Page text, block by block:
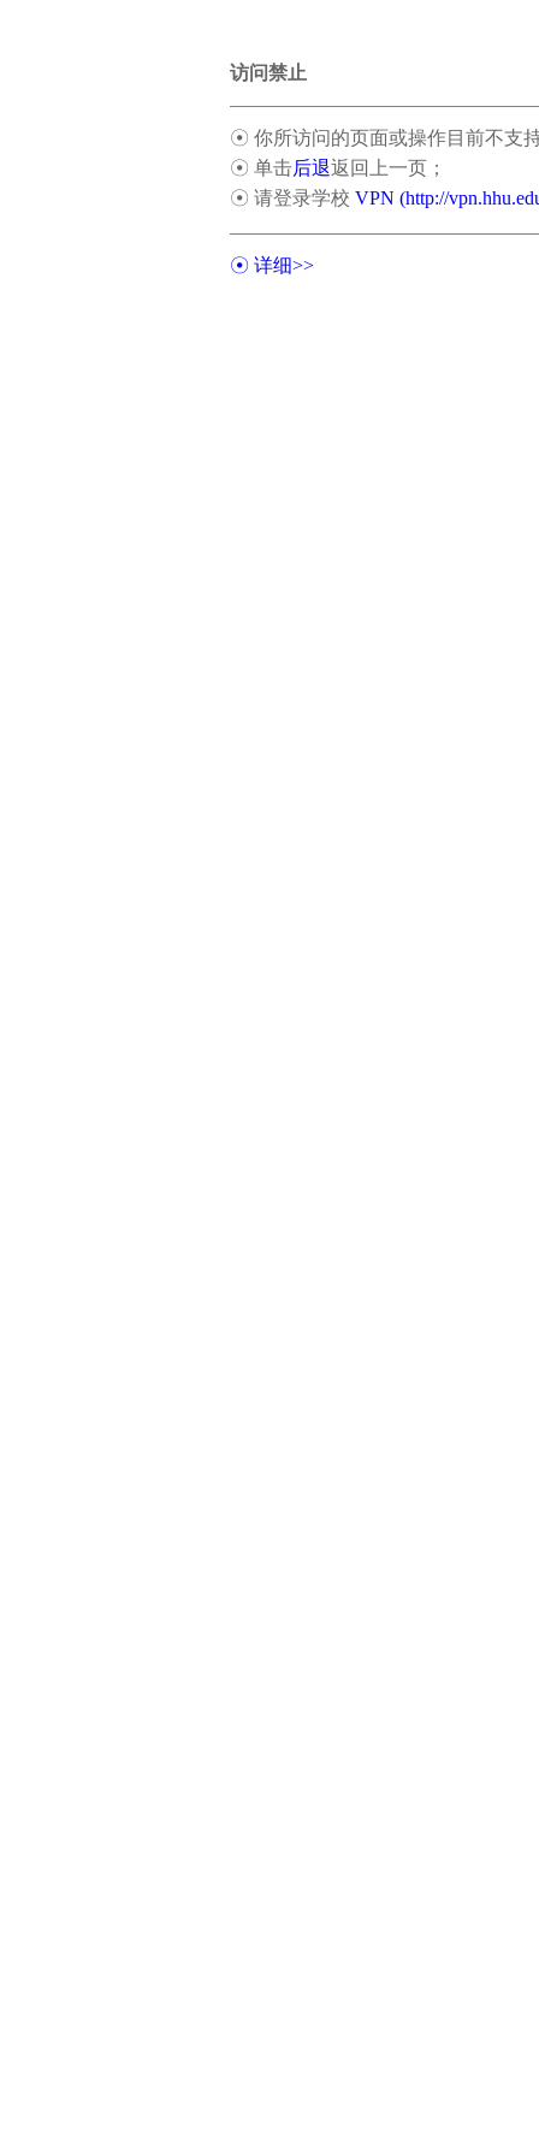
访问禁止
☉ 你所访问的页面或操作目前不支
☉ 单击后退返回上一页；
☉ 请登录学校 VPN (http://
☉ 详细>>